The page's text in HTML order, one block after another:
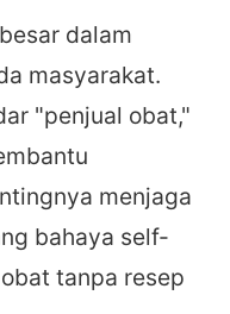
dalam
masyarakat.
"penjual obat,"
menjaga
bahaya self-
tanpa resep